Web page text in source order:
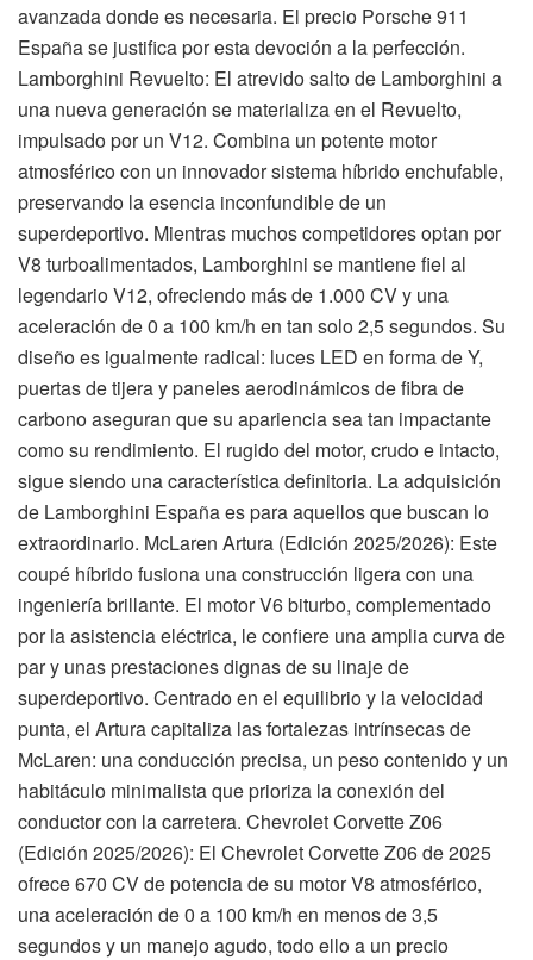
avanzada donde es necesaria. El precio Porsche 911
España se justifica por esta devoción a la perfección.
Lamborghini Revuelto: El atrevido salto de Lamborghini a
una nueva generación se materializa en el Revuelto,
impulsado por un V12. Combina un potente motor
atmosférico con un innovador sistema híbrido enchufable,
preservando la esencia inconfundible de un
superdeportivo. Mientras muchos competidores optan por
V8 turboalimentados, Lamborghini se mantiene fiel al
legendario V12, ofreciendo más de 1.000 CV y una
aceleración de 0 a 100 km/h en tan solo 2,5 segundos. Su
diseño es igualmente radical: luces LED en forma de Y,
puertas de tijera y paneles aerodinámicos de fibra de
carbono aseguran que su apariencia sea tan impactante
como su rendimiento. El rugido del motor, crudo e intacto,
sigue siendo una característica definitoria. La adquisición
de Lamborghini España es para aquellos que buscan lo
extraordinario. McLaren Artura (Edición 2025/2026): Este
coupé híbrido fusiona una construcción ligera con una
ingeniería brillante. El motor V6 biturbo, complementado
por la asistencia eléctrica, le confiere una amplia curva de
par y unas prestaciones dignas de su linaje de
superdeportivo. Centrado en el equilibrio y la velocidad
punta, el Artura capitaliza las fortalezas intrínsecas de
McLaren: una conducción precisa, un peso contenido y un
habitáculo minimalista que prioriza la conexión del
conductor con la carretera. Chevrolet Corvette Z06
(Edición 2025/2026): El Chevrolet Corvette Z06 de 2025
ofrece 670 CV de potencia de su motor V8 atmosférico,
una aceleración de 0 a 100 km/h en menos de 3,5
segundos y un manejo agudo, todo ello a un precio